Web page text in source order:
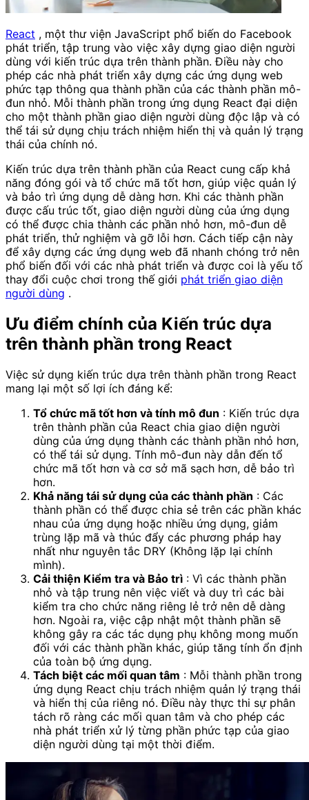
React , một thư viện JavaScript phổ biến do Facebook
phát triển, tập trung vào việc xây dựng giao diện người
dùng với kiến ​​trúc dựa trên thành phần. Điều này cho
phép các nhà phát triển xây dựng các ứng dụng web
phức tạp thông qua thành phần của các thành phần mô-
đun nhỏ. Mỗi thành phần trong ứng dụng React đại diện
cho một thành phần giao diện người dùng độc lập và có
thể tái sử dụng chịu trách nhiệm hiển thị và quản lý trạng
thái của chính nó.
Kiến trúc dựa trên thành phần của React cung cấp khả
năng đóng gói và tổ chức mã tốt hơn, giúp việc quản lý
và bảo trì ứng dụng dễ dàng hơn. Khi các thành phần
được cấu trúc tốt, giao diện người dùng của ứng dụng
có thể được chia thành các phần nhỏ hơn, mô-đun dễ
phát triển, thử nghiệm và gỡ lỗi hơn. Cách tiếp cận này
để xây dựng các ứng dụng web đã nhanh chóng trở nên
phổ biến đối với các nhà phát triển và được coi là yếu tố
thay đổi cuộc chơi trong thế giới phát triển giao diện
người dùng .
Ưu điểm chính của Kiến trúc dựa
trên thành phần trong React
Việc sử dụng kiến ​​trúc dựa trên thành phần trong React
mang lại một số lợi ích đáng kể:
Tổ chức mã tốt hơn và tính mô đun : Kiến trúc dựa
trên thành phần của React chia giao diện người
dùng của ứng dụng thành các thành phần nhỏ hơn,
có thể tái sử dụng. Tính mô-đun này dẫn đến tổ
chức mã tốt hơn và cơ sở mã sạch hơn, dễ bảo trì
hơn.
Khả năng tái sử dụng của các thành phần : Các
thành phần có thể được chia sẻ trên các phần khác
nhau của ứng dụng hoặc nhiều ứng dụng, giảm
trùng lặp mã và thúc đẩy các phương pháp hay
nhất như nguyên tắc DRY (Không lặp lại chính
mình).
Cải thiện Kiểm tra và Bảo trì : Vì các thành phần
nhỏ và tập trung nên việc viết và duy trì các bài
kiểm tra cho chức năng riêng lẻ trở nên dễ dàng
hơn. Ngoài ra, việc cập nhật một thành phần sẽ
không gây ra các tác dụng phụ không mong muốn
đối với các thành phần khác, giúp tăng tính ổn định
của toàn bộ ứng dụng.
Tách biệt các mối quan tâm : Mỗi thành phần trong
ứng dụng React chịu trách nhiệm quản lý trạng thái
và hiển thị của riêng nó. Điều này thực thi sự phân
tách rõ ràng các mối quan tâm và cho phép các
nhà phát triển xử lý từng phần phức tạp của giao
diện người dùng tại một thời điểm.